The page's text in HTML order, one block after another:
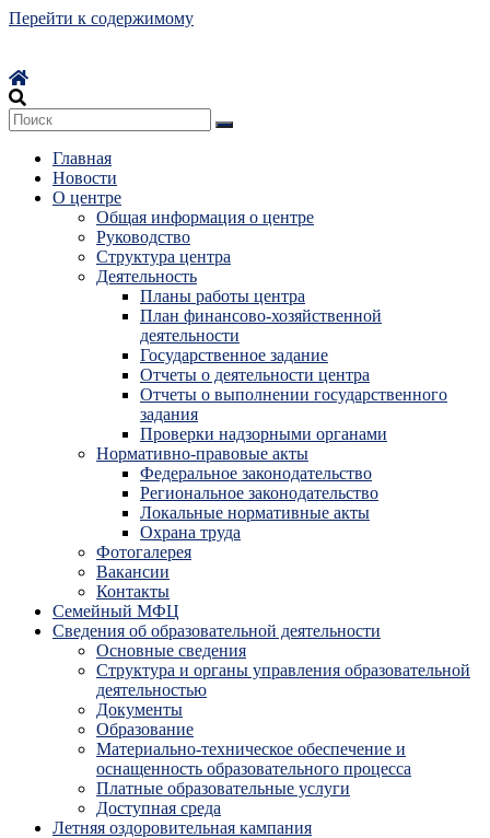
Перейти к содержимому
Главная
Новости
О центре
Общая информация о центре
Руководство
Структура центра
Деятельность
Планы работы центра
План финансово-хозяйственной
деятельности
Государственное задание
Отчеты о деятельности центра
Отчеты о выполнении государственного
задания
Проверки надзорными органами
Нормативно-правовые акты
Федеральное законодательство
Региональное законодательство
Локальные нормативные акты
Охрана труда
Фотогалерея
Вакансии
Контакты
Семейный МФЦ
Сведения об образовательной деятельности
Основные сведения
Структура и органы управления образовательной
деятельностью
Документы
Образование
Материально-техническое обеспечение и
оснащенность образовательного процесса
Платные образовательные услуги
Доступная среда
Летняя оздоровительная кампания